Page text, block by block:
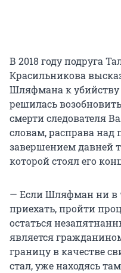
В 2018 году подруга
Красильникова
Шляфмана к убийству
решилась
смерти следователя
словам, расправа
завершением давней
которой стоял его
— Если Шляфман ни в
приехать, пройти
остаться
является
границу в качестве
стал, уже находясь